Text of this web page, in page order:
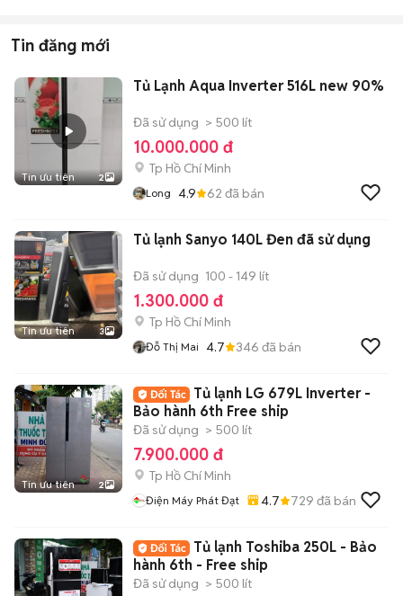
Tin đăng mới
Tin ưu tiên 2
Tủ Lạnh Aqua Inverter 516L new 90%
Đã sử dụng > 500 lít
10.000.000 đ
Tp Hồ Chí Minh
Long 4.9 62 đã bán
Tin ưu tiên 3
Tủ lạnh Sanyo 140L Đen đã sử dụng
Đã sử dụng 100 - 149 lít
1.300.000 đ
Tp Hồ Chí Minh
Đỗ Thị Mai 4.7 346 đã bán
Tin ưu tiên 2
Tủ lạnh LG 679L Inverter -
Bảo hành 6th Free ship
Đã sử dụng > 500 lít
7.900.000 đ
Tp Hồ Chí Minh
Điện Máy Phát Đạt 4.7 729 đã bán
Tủ lạnh Toshiba 250L - Bảo
hành 6th - Free ship
Đã sử dụng > 500 lít